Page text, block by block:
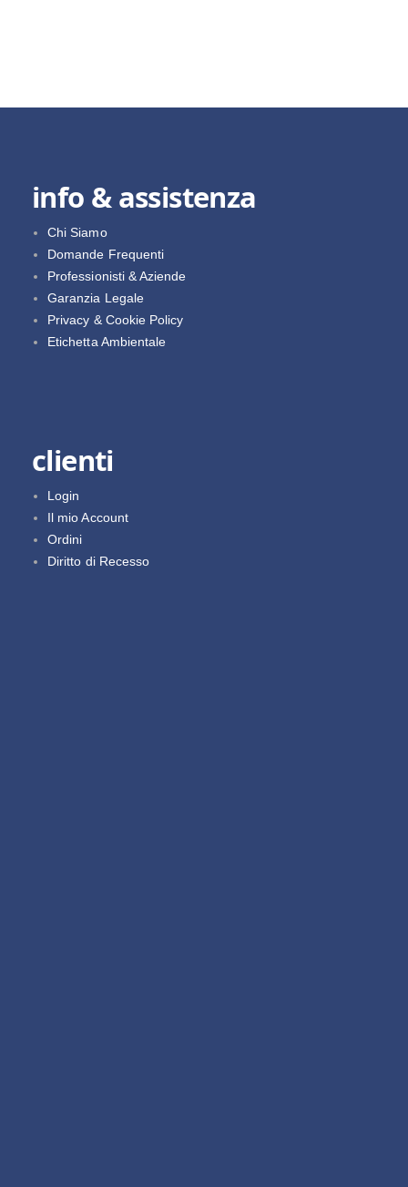
info & assistenza
Chi Siamo
Domande Frequenti
Professionisti & Aziende
Garanzia Legale
Privacy & Cookie Policy
Etichetta Ambientale
clienti
Login
Il mio Account
Ordini
Diritto di Recesso